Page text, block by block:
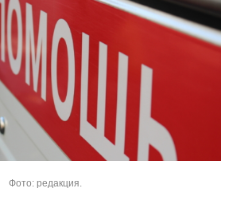
Фото: редакция.